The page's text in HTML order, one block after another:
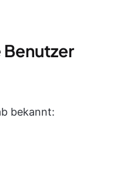
Benutzer
bekannt: